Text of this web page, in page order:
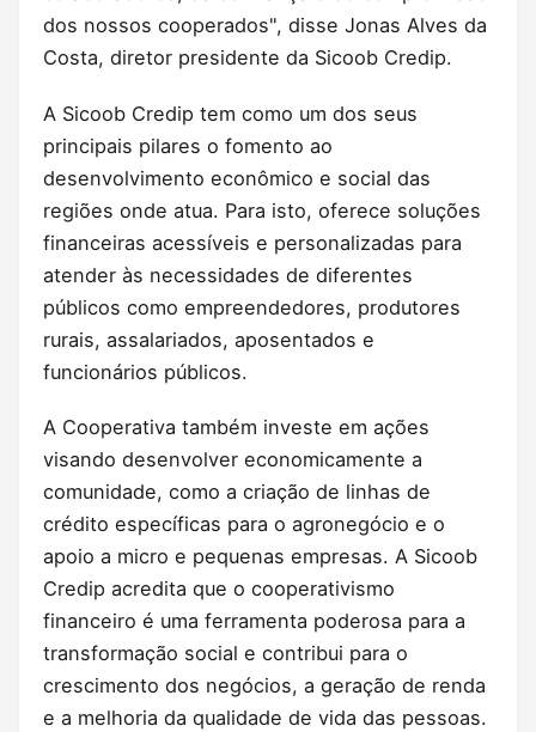
dos nossos cooperados", disse Jonas Alves da
Costa, diretor presidente da Sicoob Credip.
A Sicoob Credip tem como um dos seus
principais pilares o fomento ao
desenvolvimento econômico e social das
regiões onde atua. Para isto, oferece soluções
financeiras acessíveis e personalizadas para
atender às necessidades de diferentes
públicos como empreendedores, produtores
rurais, assalariados, aposentados e
funcionários públicos.
A Cooperativa também investe em ações
visando desenvolver economicamente a
comunidade, como a criação de linhas de
crédito específicas para o agronegócio e o
apoio a micro e pequenas empresas. A Sicoob
Credip acredita que o cooperativismo
financeiro é uma ferramenta poderosa para a
transformação social e contribui para o
crescimento dos negócios, a geração de renda
e a melhoria da qualidade de vida das pessoas.